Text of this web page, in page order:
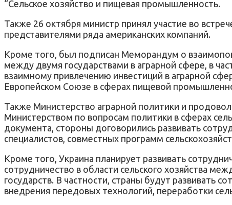
“Сельское хозяйство и пищевая промышленность.
Также 26 октября министр принял участие во
представителями ряда американских компаний.
Кроме того, был подписан Меморандум о
между двумя государствами в аграрной сфере, в
взаимному привлечению инвестиций в аграрной
Европейском Союзе в сферах пищевой
Также Министерство аграрной политики и
Министерством по вопросам политики в сферах
документа, стороны договорились развивать
специалистов, совместных программ
Кроме того, Украина планирует развивать
сотрудничество в области сельского хозяйства
государств. В частности, страны будут развивать
внедрения передовых технологий, переработки